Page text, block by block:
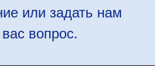
или задать нам
вопрос.